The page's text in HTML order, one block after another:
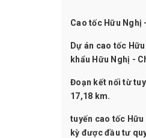
Cao tốc Hữu Nghị
Dự án cao tốc
khẩu Hữu Nghị -
Đoạn kết nối từ
17,18 km.
tuyến cao tốc
kỳ được đầu tư